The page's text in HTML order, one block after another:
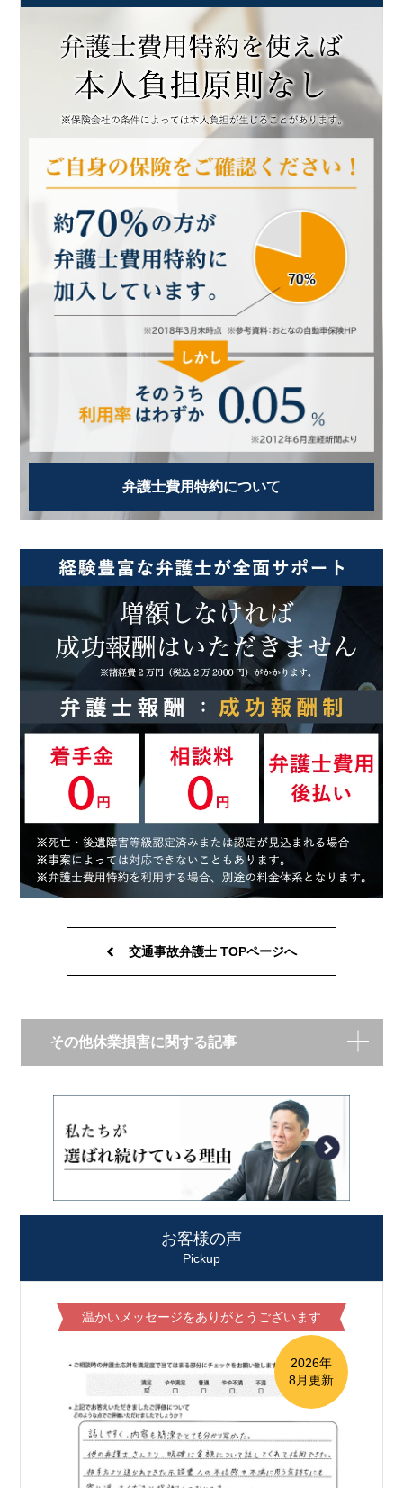
弁護士費用特約について
交通事故弁護士 TOPページへ
その他休業損害に関する記事
お客様の声
Pickup
温かいメッセージをありがとうございます
2026年
8月更新